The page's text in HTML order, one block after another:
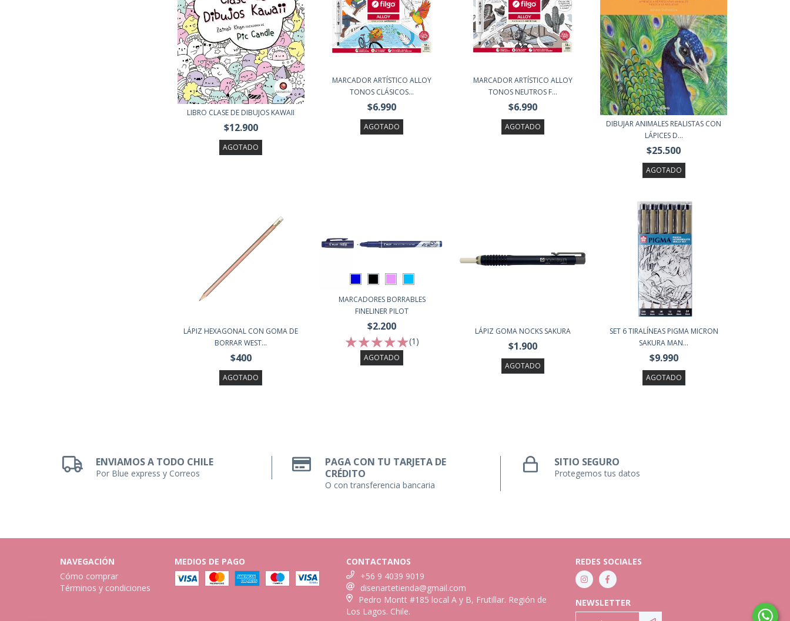
LIBRO CLASE DE DIBUJOS KAWAII
$12.900
AGOTADO
MARCADOR ARTÍSTICO ALLOY
TONOS CLÁSICOS...
$6.990
AGOTADO
MARCADOR ARTÍSTICO ALLOY
TONOS NEUTROS F...
$6.990
AGOTADO
DIBUJAR ANIMALES REALISTAS CON
LÁPICES D...
$25.500
AGOTADO
LÁPIZ HEXAGONAL CON GOMA DE
BORRAR WEST...
$400
AGOTADO
MARCADORES BORRABLES
FINELINER PILOT
$2.200
(1)
AGOTADO
LÁPIZ GOMA NOCKS SAKURA
$1.900
AGOTADO
SET 6 TIRALÍNEAS PIGMA MICRON
SAKURA MAN...
$9.990
AGOTADO
ENVIAMOS A TODO CHILE
Por Blue express y Correos
PAGA CON TU TARJETA DE
CRÉDITO
O con transferencia bancaria
SITIO SEGURO
Protegemos tus datos
NAVEGACIÓN
Cómo comprar
Términos y condiciones
MEDIOS DE PAGO
CONTACTANOS
+56 9 4039 9019
disenartetienda@gmail.com
Pedro Montt #185 local A y B, Frutillar. Región de
Los Lagos. Chile.
REDES SOCIALES
NEWSLETTER